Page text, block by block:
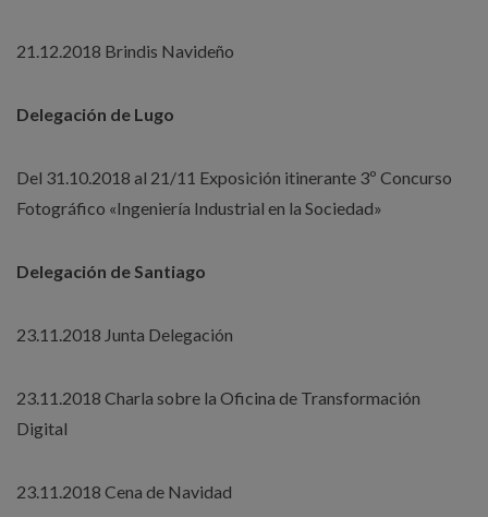
21.12.2018 Brindis Navideño
Delegación de Lugo
Del 31.10.2018 al 21/11 Exposición itinerante 3º Concurso
Fotográfico «Ingeniería Industrial en la Sociedad»
Delegación de Santiago
23.11.2018 Junta Delegación
23.11.2018 Charla sobre la Oficina de Transformación
Digital
23.11.2018 Cena de Navidad